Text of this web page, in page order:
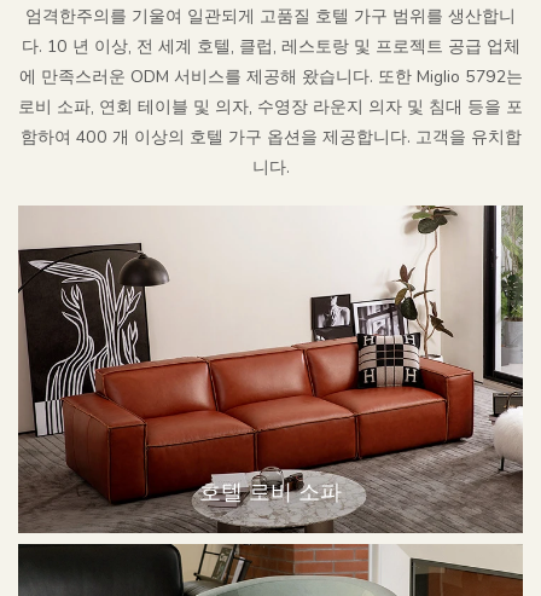
엄격한주의를 기울여 일관되게 고품질 호텔 가구 범위를 생산합니
다. 10 년 이상, 전 세계 호텔, 클럽, 레스토랑 및 프로젝트 공급 업체
에 만족스러운 ODM 서비스를 제공해 왔습니다. 또한 Miglio 5792는
로비 소파, 연회 테이블 및 의자, 수영장 라운지 의자 및 침대 등을 포
함하여 400 개 이상의 호텔 가구 옵션을 제공합니다. 고객을 유치합
니다.
호텔 로비 소파